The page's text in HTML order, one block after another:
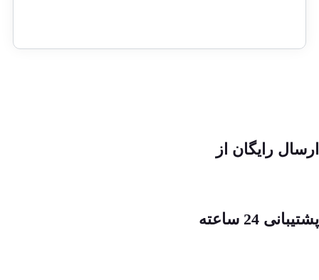
ارسال رایگان از
پشتیبانی 24 ساعته